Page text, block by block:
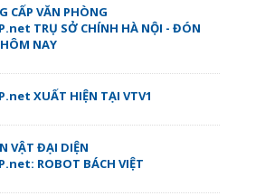
CẤP VĂN PHÒNG
TRỤ SỞ CHÍNH HÀ NỘI - ĐÓN
NAY
XUẤT HIỆN TẠI VTV1
VẬT ĐẠI DIỆN
ROBOT BÁCH VIỆT